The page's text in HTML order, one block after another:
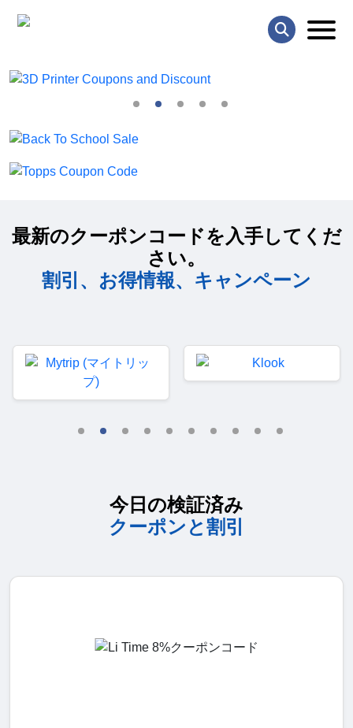
最新のクーポンコードを入手してくだ
さい。
割引、お得情報、キャンペーン
今日の検証済み
クーポンと割引